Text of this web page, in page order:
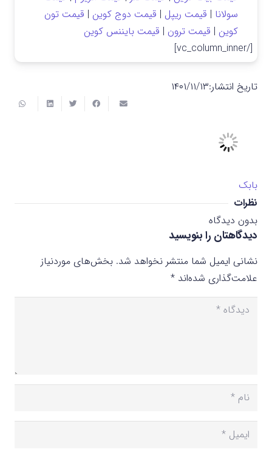
سولانا | قیمت ریپل | قیمت دوج کوین | قیمت تون
کوین | قیمت ترون | قیمت بایننس کوین
[/vc_column_inner]
تاریخ انتشار:۱۴۰۱/۱۱/۱۳
بابک
نظرات
بدون دیدگاه
دیدگاهتان را بنویسید
نشانی ایمیل شما منتشر نخواهد شد. بخش‌های موردنیاز
علامت‌گذاری شده‌اند *